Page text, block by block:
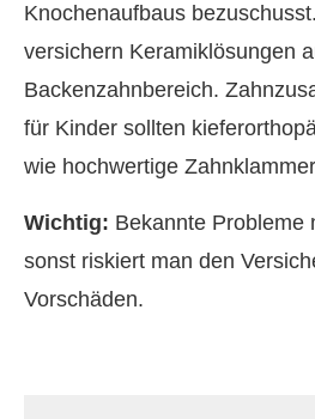
Knochenaufbaus
ver­sichern Keramiklösungen
Backenzahnbereich.
für Kinder sollten
wie hochwertige
Wichtig: Bekannte Probleme
sonst riskiert man den
Vorschäden.